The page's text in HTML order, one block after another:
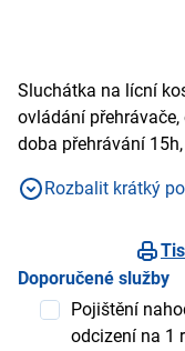
Sluchátka na lícní
ovládání
doba přehrávání
Rozbalit krátký
Doporučené služby
Pojištění
odcizení na 1